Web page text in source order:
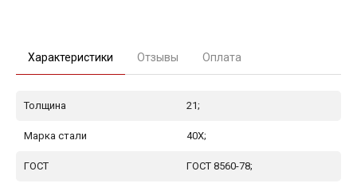
Характеристики Отзывы Оплата
Толщина 21;
Марка стали 40Х;
ГОСТ ГОСТ 8560-78;